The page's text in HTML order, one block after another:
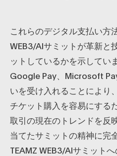
これらのデジタル支払い方
WEB3/AIサミットが革新と
ットしているかを示してい
Google Pay、Microsoft
いを受け入れることにより
チケット購入を容易にする
取引の現在のトレンドを反
当てたサミットの精神に完
TEAMZ WEB3/AIサミット